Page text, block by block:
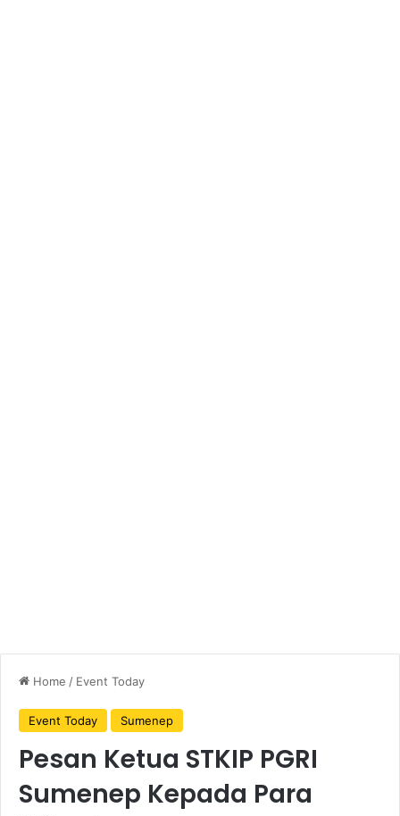
Home / Event Today
Event Today Sumenep
Pesan Ketua STKIP PGRI
Sumenep Kepada Para